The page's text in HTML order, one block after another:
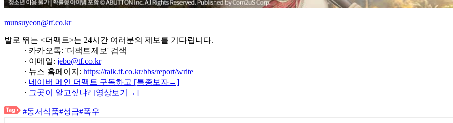
munsuyeon@tf.co.kr
발로 뛰는 <더팩트>는 24시간 여러분의 제보를 기다립니다.
· 카카오톡: '더팩트제보' 검색
· 이메일: jebo@tf.co.kr
· 뉴스 홈페이지: https://talk.tf.co.kr/bbs/report/write
· 네이버 메인 더팩트 구독하고 [특종보자→]
· 그곳이 알고싶냐? [영상보기→]
#동서식품#성금#폭우